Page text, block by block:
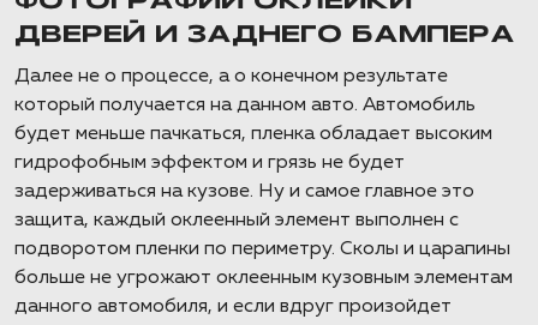
ДВЕРЕЙ И ЗАДНЕГО БАМПЕРА
Далее не о процессе, а о конечном результате
который получается на данном авто. Автомобиль
будет меньше пачкаться, пленка обладает высоким
гидрофобным эффектом и грязь не будет
задерживаться на кузове. Ну и самое главное это
защита, каждый оклеенный элемент выполнен с
подворотом пленки по периметру. Сколы и царапины
больше не угрожают оклеенным кузовным элементам
данного автомобиля, и если вдруг произойдет